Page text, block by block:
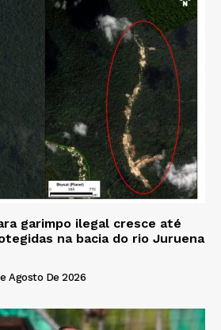
garimpo ilegal cresce até
na bacia do rio Juruena
Agosto De 2026